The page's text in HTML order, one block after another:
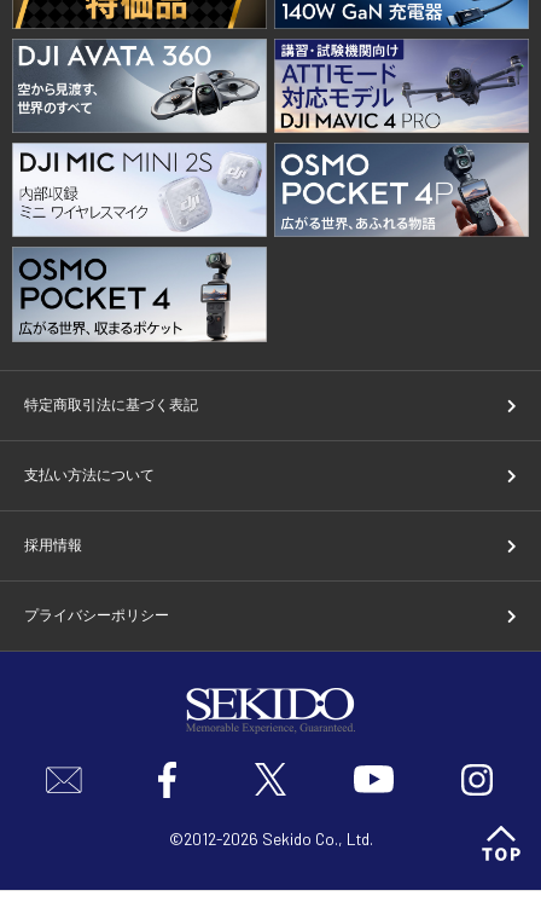
特定商取引法に基づく表記
支払い方法について
採用情報
プライバシーポリシー
©2012-2026 Sekido Co., Ltd.